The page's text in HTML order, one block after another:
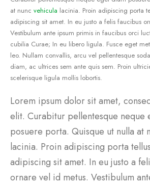
at nunc vehicula lacinia. Proin adipiscing porta
adipiscing sit amet. In eu justo a felis faucibus
Vestibulum ante ipsum primis in faucibus orci
cubilia Curae; In eu libero ligula. Fusce eget
leo. Nullam convallis, arcu vel pellentesque
diam, ac ultrices sem ante quis sem. Proin
scelerisque ligula mollis lobortis.
Lorem ipsum dolor sit amet,
elit. Curabitur pellentesque neque
posuere porta. Quisque ut nulla at
lacinia. Proin adipiscing porta
adipiscing sit amet. In eu justo a
ornare vel id metus. Vestibulum